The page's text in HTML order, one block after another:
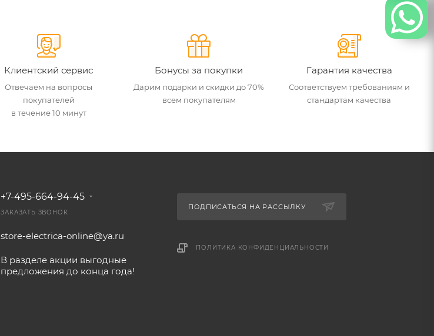
Клиентский сервис
Отвечаем на вопросы
покупателей
в течение 10 минут
Бонусы за покупки
Дарим подарки и скидки до 70%
всем покупателям
Гарантия качества
Соответствуем требованиям и
стандартам качества
+7-495-664-94-45
ЗАКАЗАТЬ ЗВОНОК
store-electrica-online@ya.ru
В разделе акции выгодные
предложения до конца года!
ПОДПИСАТЬСЯ НА РАССЫЛКУ
ПОЛИТИКА КОНФИДЕНЦИАЛЬНОСТИ